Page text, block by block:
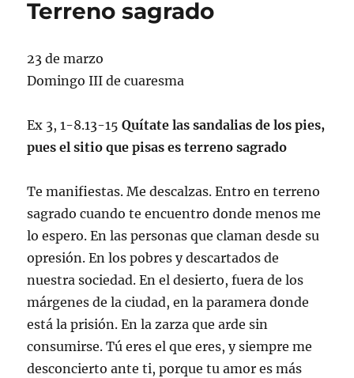
Terreno sagrado
23 de marzo
Domingo III de cuaresma
Ex 3, 1-8.13-15Quítate las sandalias de los pies,
pues el sitio que pisas es terreno sagrado
Te manifiestas. Me descalzas. Entro en terreno
sagrado cuando te encuentro donde menos me
lo espero. En las personas que claman desde su
opresión. En los pobres y descartados de
nuestra sociedad. En el desierto, fuera de los
márgenes de la ciudad, en la paramera donde
está la prisión. En la zarza que arde sin
consumirse. Tú eres el que eres, y siempre me
desconcierto ante ti, porque tu amor es más